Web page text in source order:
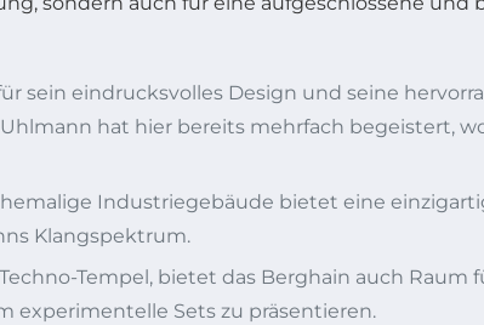
sein eindrucksvolles Design und seine
hat hier bereits mehrfach begeistert,
Industriegebäude bietet eine
Klangspektrum.
Tempel, bietet das Berghain auch
experimentelle Sets zu präsentieren.